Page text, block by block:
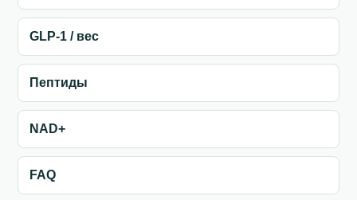
GLP-1 / вес
Пептиды
NAD+
FAQ